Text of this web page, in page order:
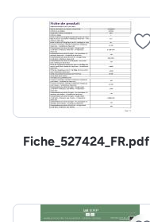
Fiche_527424_FR.pdf